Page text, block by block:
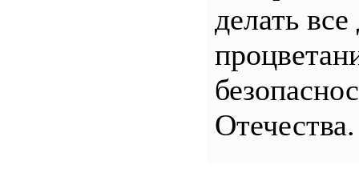
делать все
Отечества.